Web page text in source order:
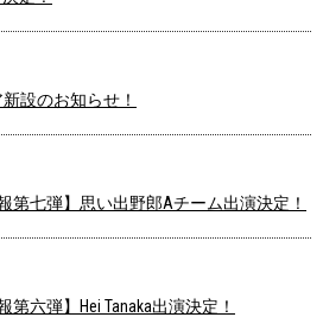
設のお知らせ！
第七弾】思い出野郎Aチーム出演決定！
第六弾】Hei Tanaka出演決定！